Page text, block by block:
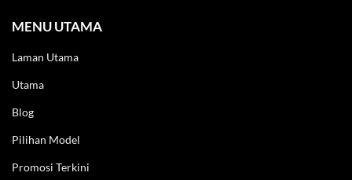
MENU UTAMA
Laman Utama
Utama
Blog
Pilihan Model
Promosi Terkini